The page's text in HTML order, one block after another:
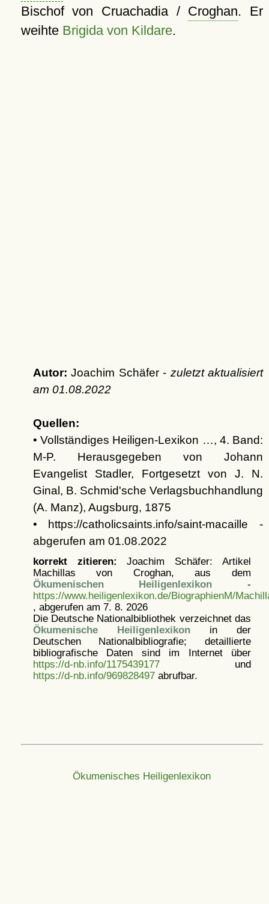
Bischof von Cruachadia / Croghan. Er
weihte Brigida von Kildare.
Autor: Joachim Schäfer - zuletzt aktualisiert
am 01.08.2022
Quellen:
• Vollständiges Heiligen-Lexikon …, 4. Band:
M-P. Herausgegeben von Johann
Evangelist Stadler, Fortgesetzt von J. N.
Ginal, B. Schmid'sche Verlagsbuchhandlung
(A. Manz), Augsburg, 1875
• https://catholicsaints.info/saint-macaille -
abgerufen am 01.08.2022
korrekt zitieren: Joachim Schäfer: Artikel
Machillas von Croghan, aus dem
Ökumenischen Heiligenlexikon -
https://www.heiligenlexikon.de/BiographienM/
, abgerufen am 7. 8. 2026
Die Deutsche Nationalbibliothek verzeichnet das
Ökumenische Heiligenlexikonin der
Deutschen Nationalbibliografie; detaillierte
bibliografische Daten sind im Internet über
https://d-nb.info/1175439177und
https://d-nb.info/969828497abrufbar.
Ökumenisches Heiligenlexikon